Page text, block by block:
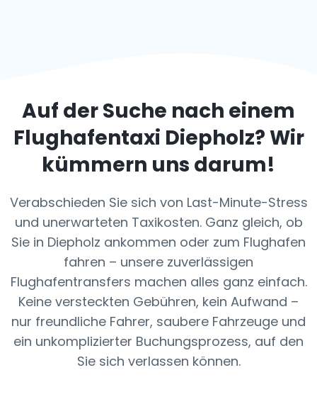
Auf der Suche nach einem
Flughafentaxi Diepholz? Wir
kümmern uns darum!
Verabschieden Sie sich von Last-Minute-Stress
und unerwarteten Taxikosten. Ganz gleich, ob
Sie in Diepholz ankommen oder zum Flughafen
fahren – unsere zuverlässigen
Flughafentransfers machen alles ganz einfach.
Keine versteckten Gebühren, kein Aufwand –
nur freundliche Fahrer, saubere Fahrzeuge und
ein unkomplizierter Buchungsprozess, auf den
Sie sich verlassen können.